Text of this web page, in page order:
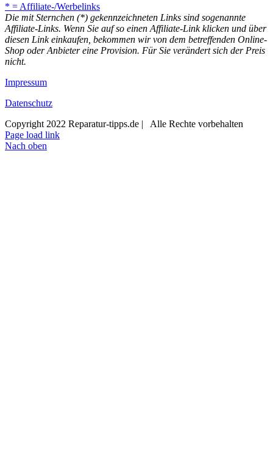
* = Affiliate-/Werbelinks
Die mit Sternchen (*) gekennzeichneten Links sind sogenannte
Affiliate-Links. Wenn Sie auf so einen Affiliate-Link klicken und über
diesen Link einkaufen, bekommen wir von dem betreffenden Online-
Shop oder Anbieter eine Provision. Für Sie verändert sich der Preis
nicht.
Impressum
Datenschutz
Copyright 2022 Reparatur-tipps.de | Alle Rechte vorbehalten
Page load link
Nach oben